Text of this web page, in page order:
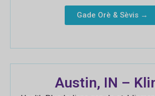
Gade Orè & Sèvis →
Austin, IN –